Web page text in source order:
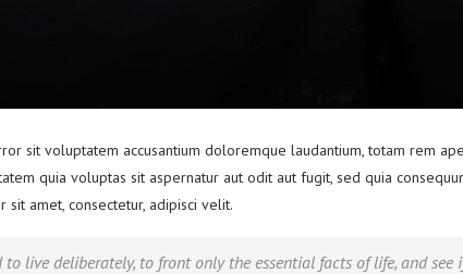
sit voluptatem accusantium doloremque laudantium, totam rem
quia voluptas sit aspernatur aut odit aut fugit, sed quia
amet, consectetur, adipisci velit.
live deliberately, to front only the essential facts of life, and